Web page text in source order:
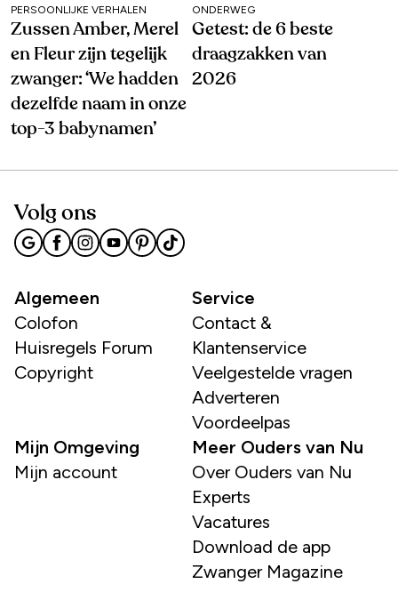
PERSOONLIJKE VERHALEN
Zussen Amber, Merel
en Fleur zijn tegelijk
zwanger: ‘We hadden
dezelfde naam in onze
top-3 babynamen’
ONDERWEG
Getest: de 6 beste
draagzakken van
2026
Volg ons
Algemeen
Colofon
Huisregels Forum
Copyright
Service
Contact &
Klantenservice
Veelgestelde vragen
Adverteren
Voordeelpas
Mijn Omgeving
Mijn account
Meer Ouders van Nu
Over Ouders van Nu
Experts
Vacatures
Download de app
Zwanger Magazine